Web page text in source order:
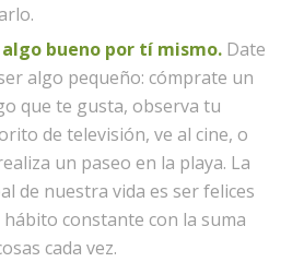
algo bueno por tí mismo.Date
algo pequeño: cómprate un
que te gusta, observa tu
de televisión, ve al cine, o
un paseo en la playa. La
de nuestra vida es ser felices
hábito constante con la suma
cada vez.